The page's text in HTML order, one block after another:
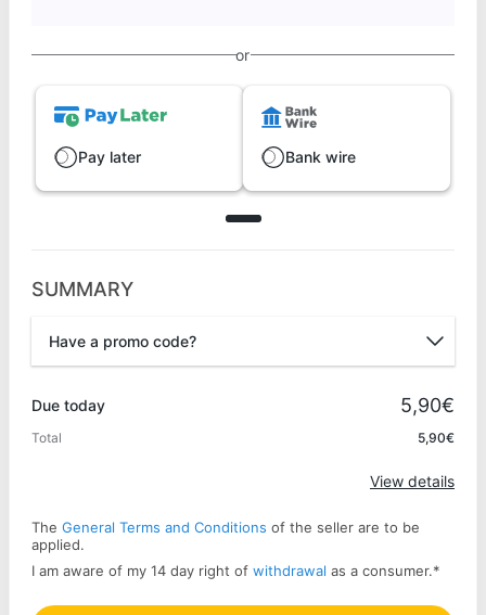
or
Pay later Bank wire
SUMMARY
Have a promo code?
Due today 5,90€
Total 5,90€
View details
The General Terms and Conditions of the seller are to be
applied.
I am aware of my 14 day right of withdrawal as a consumer.*